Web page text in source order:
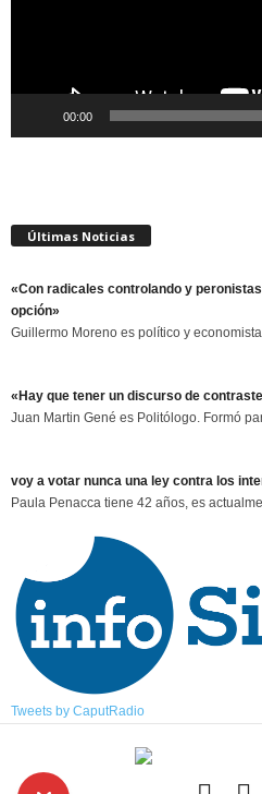
00:00
Últimas Noticias
«Con radicales controlando y
opción»
Guillermo Moreno es político y
«Hay que tener un discurso de
Juan Martin Gené es Politólogo. Formó
voy a votar nunca una ley contra los
Paula Penacca tiene 42 años, es
Tweets by CaputRadio